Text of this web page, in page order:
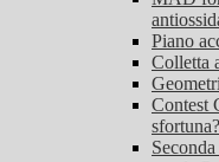
Piano
Colletta
Contest